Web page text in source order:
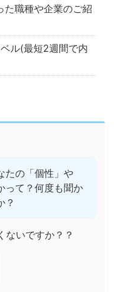
た職種や企業のご紹
ル(最短2週間で内
たの「個性」や
って？何度も聞か
？
ないですか？？